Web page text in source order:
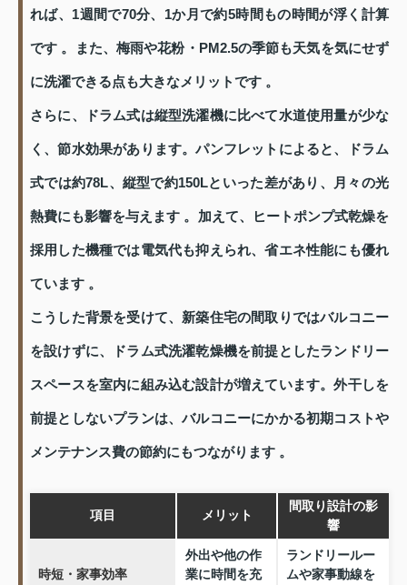
れば、1週間で70分、1か月で約5時間もの時間が浮く計算
です 。また、梅雨や花粉・PM2.5の季節も天気を気にせず
に洗濯できる点も大きなメリットです 。
さらに、ドラム式は縦型洗濯機に比べて水道使用量が少な
く、節水効果があります。パンフレットによると、ドラム
式では約78L、縦型で約150Lといった差があり、月々の光
熱費にも影響を与えます 。加えて、ヒートポンプ式乾燥を
採用した機種では電気代も抑えられ、省エネ性能にも優れ
ています 。
こうした背景を受けて、新築住宅の間取りではバルコニー
を設けずに、ドラム式洗濯乾燥機を前提としたランドリー
スペースを室内に組み込む設計が増えています。外干しを
前提としないプランは、バルコニーにかかる初期コストや
メンテナンス費の節約にもつながります 。
項目 メリット
間取り設計の影
響
時短・家事効率
外出や他の作
業に時間を充
ランドリールー
ムや家事動線を